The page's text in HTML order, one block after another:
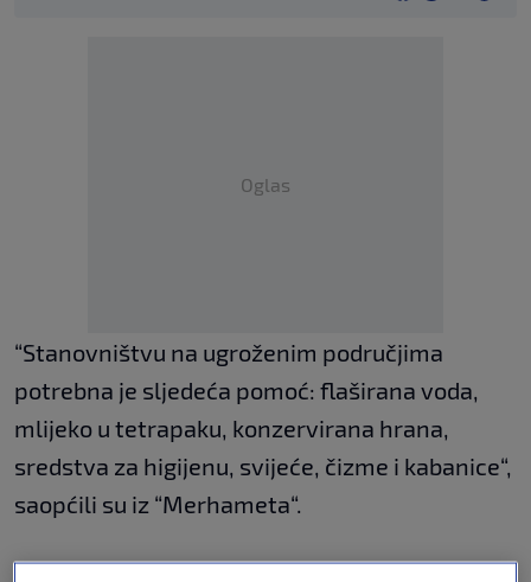
Oglas
“Stanovništvu na ugroženim područjima
potrebna je sljedeća pomoć: flaširana voda,
mlijeko u tetrapaku, konzervirana hrana,
sredstva za higijenu, svijeće, čizme i kabanice“,
saopćili su iz “Merhameta“.